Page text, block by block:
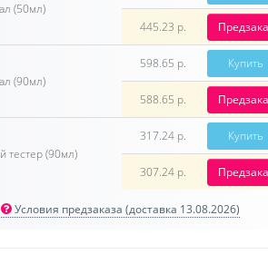
(50мл)
445.23 р.
(90мл)
598.65 р. Купить
588.65 р.
тестер (90мл)
317.24 р. Купить
307.24 р.
Условия предзаказа (доставка 13.08.2026)